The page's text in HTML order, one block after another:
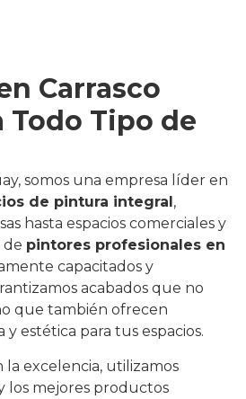
Carrasco
Todo Tipo de
somos una empresa líder en
de pintura integral,
hasta espacios comerciales y
de pintores profesionales en
capacitados y
acabados que no
que también ofrecen
estética para tus espacios.
excelencia, utilizamos
los mejores productos